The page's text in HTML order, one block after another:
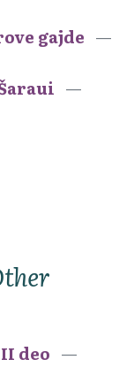
gajde
deo